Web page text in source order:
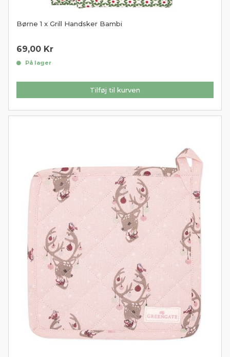
Børne 1 x Grill Handsker Bambi
69,00 Kr
På lager
Tilføj til kurven